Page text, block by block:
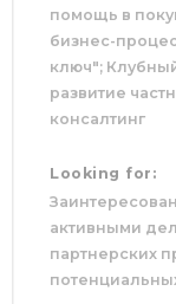
помощь в
бизнес-
ключ";
развитие
консалтинг
Looking for:
активными
партнерских